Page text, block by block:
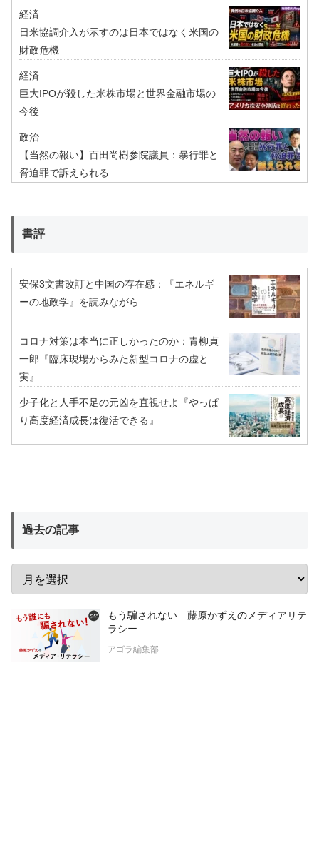
経済
日米協調介入が示すのは日本ではなく米国の
財政危機
経済
巨大IPOが殺した米株市場と世界金融市場の
今後
政治
【当然の報い】百田尚樹参院議員：暴行罪と
脅迫罪で訴えられる
書評
安保3文書改訂と中国の存在感：『エネルギ
ーの地政学』を読みながら
コロナ対策は本当に正しかったのか：青柳貞
一郎『臨床現場からみた新型コロナの虚と
実』
少子化と人手不足の元凶を直視せよ『やっぱ
り高度経済成長は復活できる』
過去の記事
もう騙されない 藤原かずえのメディアリテ
ラシー
アゴラ編集部